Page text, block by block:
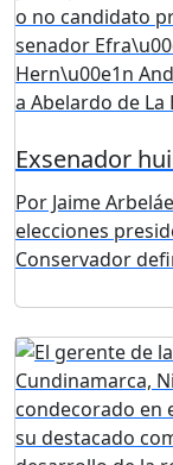
Exsenador
Por Jaime
elecciones
Conservador